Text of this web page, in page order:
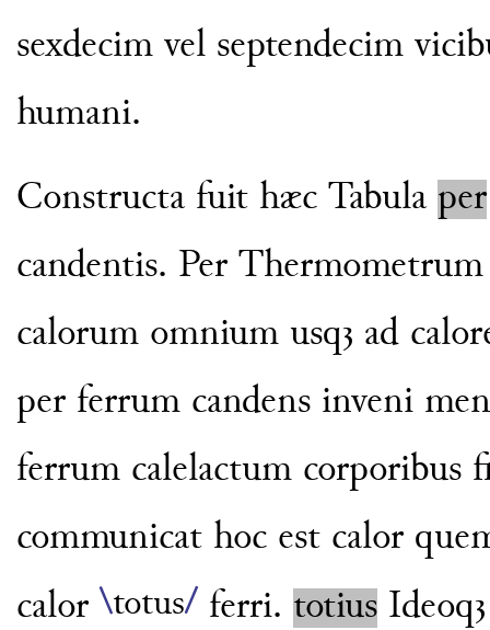
sexdecim vel septendecim
humani.
Constructa fuit hæc Tabula per
candentis. Per
calorum omnium usqꝫ ad
per ferrum candens inveni
ferrum calelactum corporibus
communicat hoc est calor
calor \totus/ ferri. totius